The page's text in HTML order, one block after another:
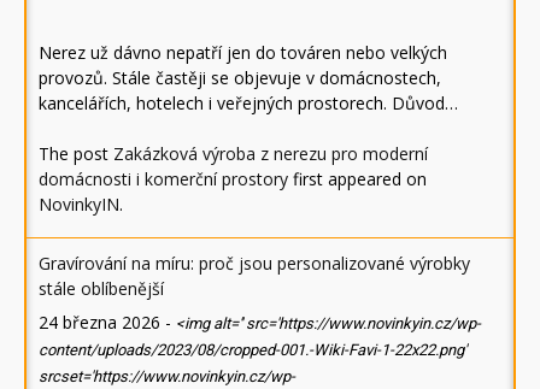
Nerez už dávno nepatří jen do továren nebo velkých
provozů. Stále častěji se objevuje v domácnostech,
kancelářích, hotelech i veřejných prostorech. Důvod…
The post Zakázková výroba z nerezu pro moderní
domácnosti i komerční prostory first appeared on
NovinkyIN.
Gravírování na míru: proč jsou personalizované výrobky
stále oblíbenější
24 března 2026 - <img alt='' src='https://www.novinkyin.cz/wp-
content/uploads/2023/08/cropped-001.-Wiki-Favi-1-22x22.png'
srcset='https://www.novinkyin.cz/wp-